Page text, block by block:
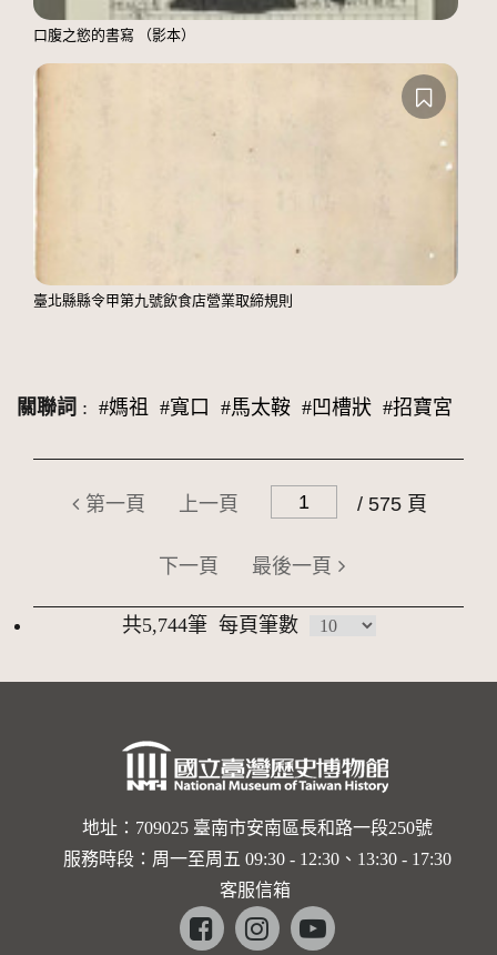
口腹之慾的書寫 （影本）
臺北縣縣令甲第九號飲食店營業取締規則
關聯詞 : #媽祖 #寬口 #馬太鞍 #凹槽狀 #招寶宮
第一頁 上一頁 / 575 頁
下一頁 最後一頁
共5,744筆 每頁筆數
地址：709025 臺南市安南區長和路一段250號
服務時段：周一至周五 09:30 - 12:30、13:30 - 17:30
客服信箱
Facebookinstagramyoutube